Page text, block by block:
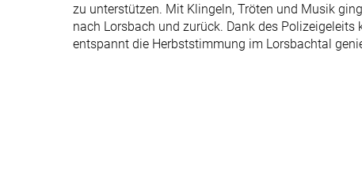
zu unterstützen. Mit Klingeln, Tröten und Musik
nach Lorsbach und zurück. Dank des
entspannt die Herbststimmung im Lorsbachtal